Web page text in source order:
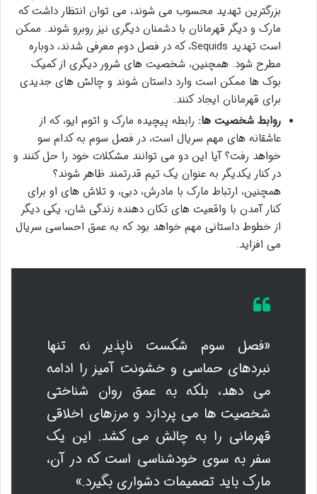
بزرگترین تهدید محسوب می شوند، می توان انتظار داشت که
مارک و دیگر قهرمانان با دشمنان دیگری نیز روبرو شوند. ممکن
است تهدید Sequids، که در فصل دوم معرفی شدند، دوباره
مطرح شود. همچنین، شخصیت های شرور دیگری از کمیک
بوک ها ممکن است وارد داستان شوند و چالش های جدیدی
برای قهرمانان ایجاد کنند.
روابط شخصیت ها: رابطه پیچیده مارک و اتوم ایو، که از
عاشقانه های مهم سریال است، در فصل سوم به کدام سو
خواهد رفت؟ آیا این دو می توانند مشکلات خود را حل کنند و
در کنار یکدیگر به عنوان یک تیم قدرتمند ظاهر شوند؟
همچنین، ارتباط مارک با مادرش، دبی، و تلاش های او برای
کنار آمدن با واقعیت های تکان دهنده زندگی شان، یکی دیگر
از خطوط داستانی مهم خواهد بود که به عمق احساسی سریال
می افزاید.
«فصل سوم شکست ناپذیر نه تنها
نبردهای حماسی و خشونت آمیز را ادامه
می دهد، بلکه به عمق روان شناختی
شخصیت ها می پردازد و مرزهای اخلاقی
قهرمانی را به چالش می کشد. این یک
سفر به سوی خودشناسی است که در آن،
مارک باید تصمیمات دشواری بگیرد.»